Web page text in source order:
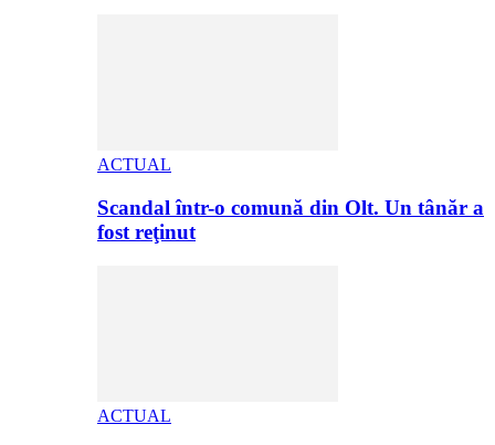
ACTUAL
Scandal într-o comună din Olt. Un tânăr a
fost reţinut
ACTUAL